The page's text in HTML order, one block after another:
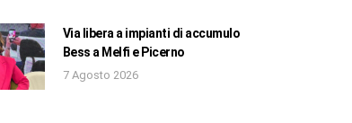
Via libera a impianti di accumulo
Bess a Melfi e Picerno
7 Agosto 2026